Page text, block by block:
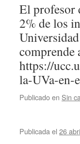
El profesor
2% de los
comprende
https://
la-UVa-en-
Publicado en Sin
Publicada el 26